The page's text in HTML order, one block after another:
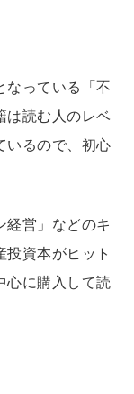
なっている「不
は読む人のレベ
いるので、初心
経営」などのキ
資本がヒット
心に購入して読